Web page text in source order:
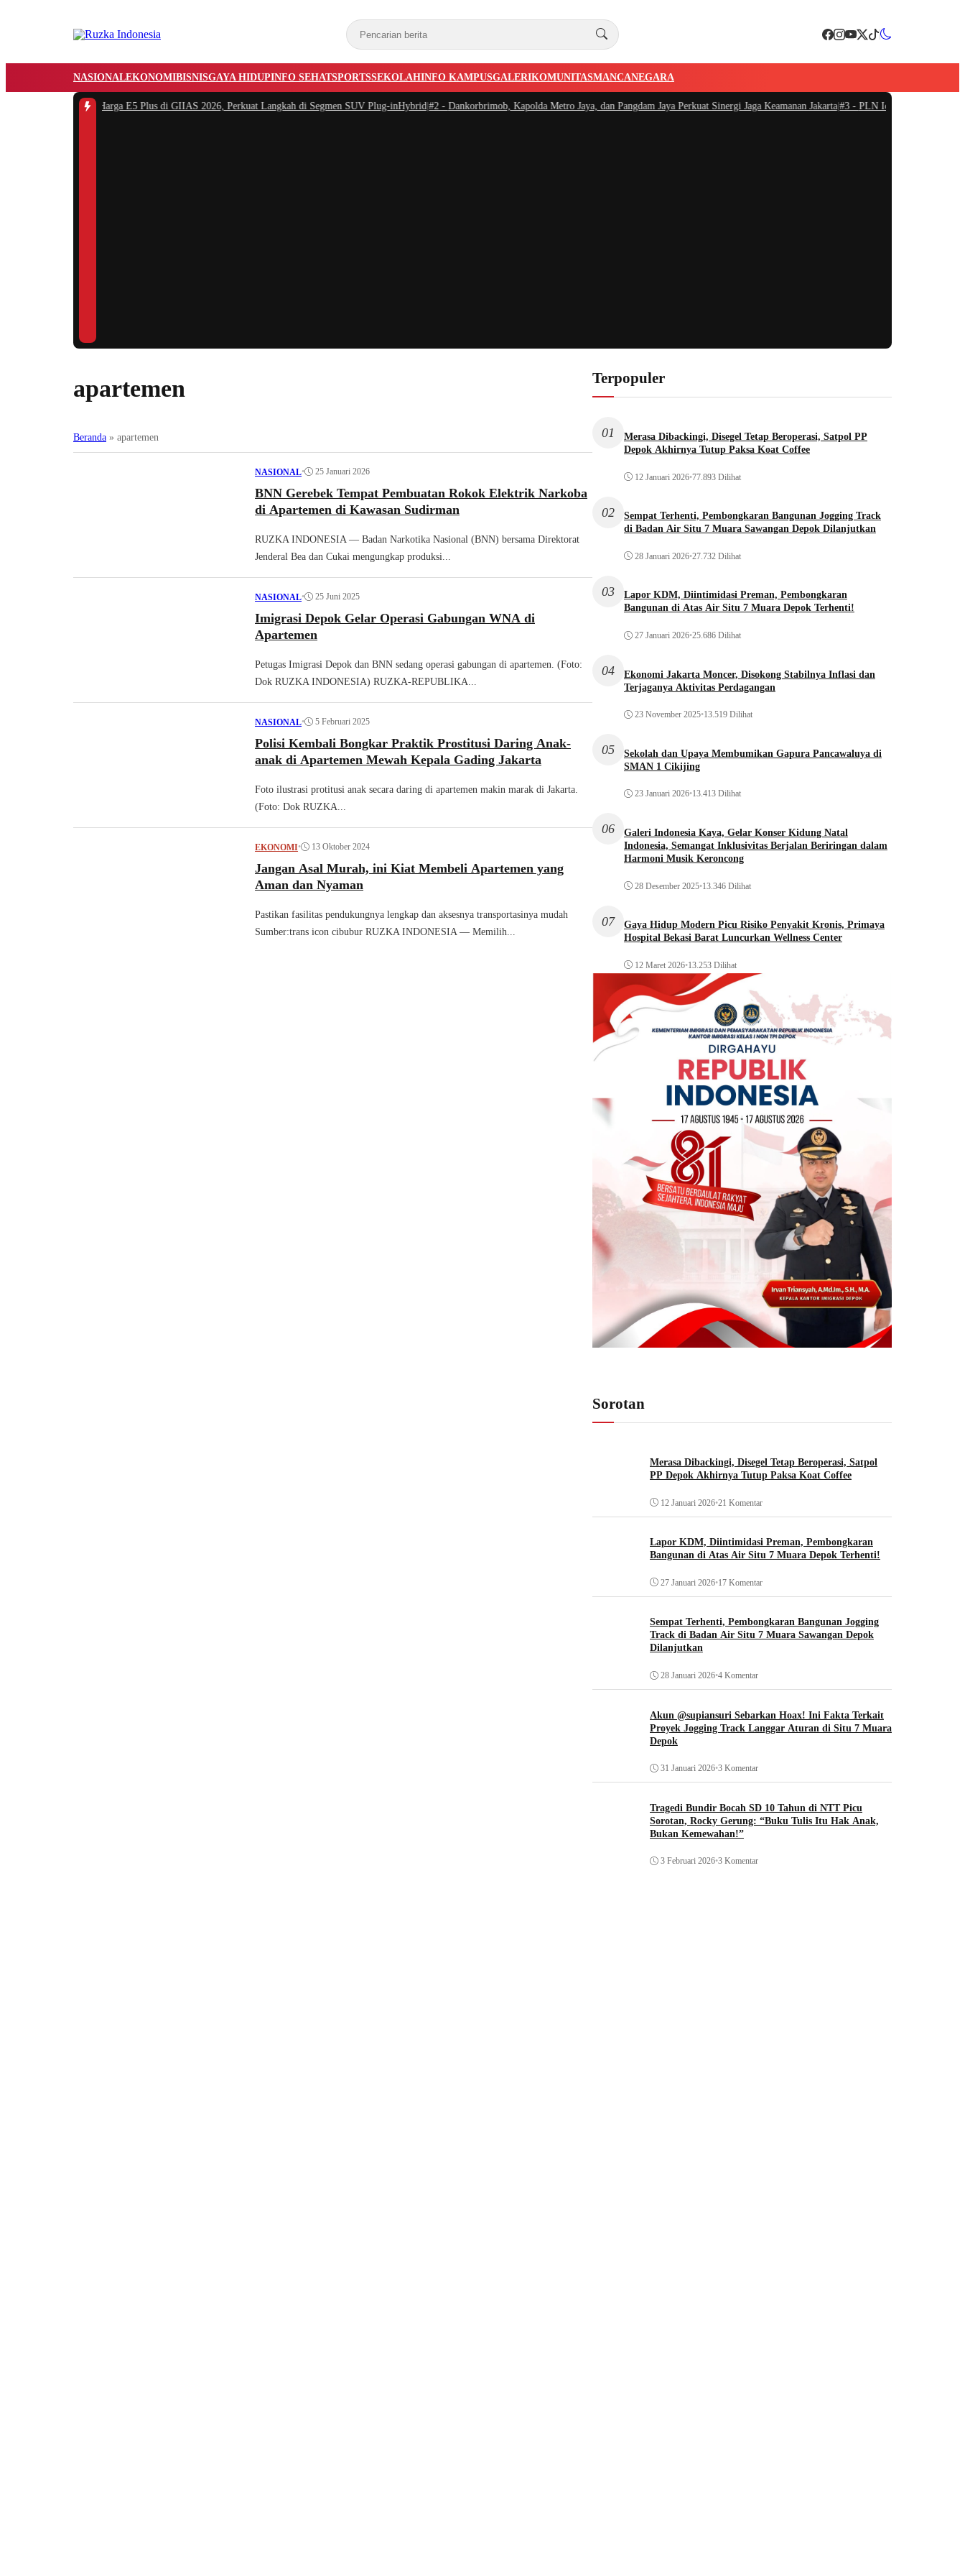
NASIONALEKONOMIBISNISGAYA HIDUPINFO SEHATSPORTSSEKOLAHINFO KAMPUSGALERIKOMUNITASMANCANEGARA
Resmi Umumkan Harga E5 Plus di GIIAS 2026, Perkuat Langkah di Segmen SUV Plug-inHybrid|#2 -Dankorbrimob, Kapolda Metro Jaya, dan Pangdam Jaya Perkuat Sinergi Jaga Keamanan Jakarta|#3 -PLN Icon Plus Berikan
apartemen
Beranda » apartemen
NASIONAL• 25 Januari 2026
BNN Gerebek Tempat Pembuatan Rokok Elektrik Narkoba
di Apartemen di Kawasan Sudirman
RUZKA INDONESIA — Badan Narkotika Nasional (BNN) bersama Direktorat
Jenderal Bea dan Cukai mengungkap produksi...
NASIONAL• 25 Juni 2025
Imigrasi Depok Gelar Operasi Gabungan WNA di
Apartemen
Petugas Imigrasi Depok dan BNN sedang operasi gabungan di apartemen. (Foto:
Dok RUZKA INDONESIA) RUZKA-REPUBLIKA...
NASIONAL• 5 Februari 2025
Polisi Kembali Bongkar Praktik Prostitusi Daring Anak-
anak di Apartemen Mewah Kepala Gading Jakarta
Foto ilustrasi protitusi anak secara daring di apartemen makin marak di Jakarta.
(Foto: Dok RUZKA...
EKONOMI• 13 Oktober 2024
Jangan Asal Murah, ini Kiat Membeli Apartemen yang
Aman dan Nyaman
Pastikan fasilitas pendukungnya lengkap dan aksesnya transportasinya mudah
Sumber:trans icon cibubur RUZKA INDONESIA — Memilih...
Terpopuler
01
Merasa Dibackingi, Disegel Tetap Beroperasi, Satpol PP
Depok Akhirnya Tutup Paksa Koat Coffee
12 Januari 2026•77.893 Dilihat
02
Sempat Terhenti, Pembongkaran Bangunan Jogging Track
di Badan Air Situ 7 Muara Sawangan Depok Dilanjutkan
28 Januari 2026•27.732 Dilihat
03
Lapor KDM, Diintimidasi Preman, Pembongkaran
Bangunan di Atas Air Situ 7 Muara Depok Terhenti!
27 Januari 2026•25.686 Dilihat
04
Ekonomi Jakarta Moncer, Disokong Stabilnya Inflasi dan
Terjaganya Aktivitas Perdagangan
23 November 2025•13.519 Dilihat
05
Sekolah dan Upaya Membumikan Gapura Pancawaluya di
SMAN 1 Cikijing
23 Januari 2026•13.413 Dilihat
06
Galeri Indonesia Kaya, Gelar Konser Kidung Natal
Indonesia, Semangat Inklusivitas Berjalan Beriringan dalam
Harmoni Musik Keroncong
28 Desember 2025•13.346 Dilihat
07
Gaya Hidup Modern Picu Risiko Penyakit Kronis, Primaya
Hospital Bekasi Barat Luncurkan Wellness Center
12 Maret 2026•13.253 Dilihat
Sorotan
Merasa Dibackingi, Disegel Tetap Beroperasi, Satpol
PP Depok Akhirnya Tutup Paksa Koat Coffee
12 Januari 2026•21 Komentar
Lapor KDM, Diintimidasi Preman, Pembongkaran
Bangunan di Atas Air Situ 7 Muara Depok Terhenti!
27 Januari 2026•17 Komentar
Sempat Terhenti, Pembongkaran Bangunan Jogging
Track di Badan Air Situ 7 Muara Sawangan Depok
Dilanjutkan
28 Januari 2026•4 Komentar
Akun @supiansuri Sebarkan Hoax! Ini Fakta Terkait
Proyek Jogging Track Langgar Aturan di Situ 7 Muara
Depok
31 Januari 2026•3 Komentar
Tragedi Bundir Bocah SD 10 Tahun di NTT Picu
Sorotan, Rocky Gerung: “Buku Tulis Itu Hak Anak,
Bukan Kemewahan!”
3 Februari 2026•3 Komentar